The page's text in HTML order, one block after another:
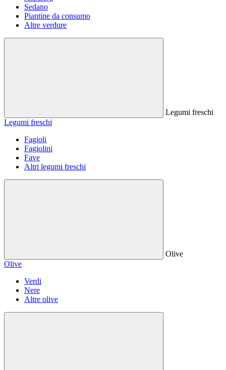
Sedano
Piantine da consumo
Altre verdure
Legumi freschi
Legumi freschi
Fagioli
Fagiolini
Fave
Altri legumi freschi
Olive
Olive
Verdi
Nere
Altre olive